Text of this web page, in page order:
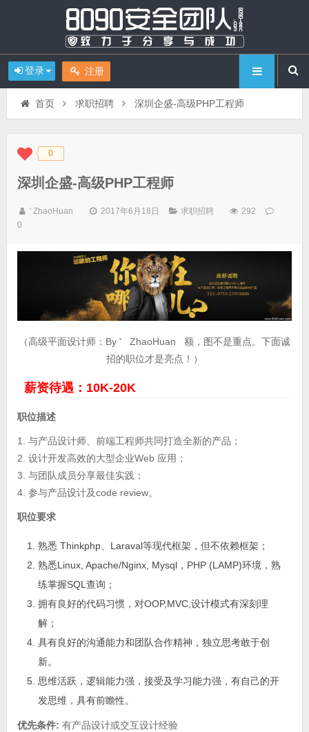
登录 注册
首页 求职招聘 深圳企盛-高级PHP工程师
◆◆ 0
深圳企盛-高级PHP工程师
' ZhaoHuan 2017年6月18日 求职招聘
292
0
（高级平面设计师：By ' ZhaoHuan 额，图不是重点。下面诚
招的职位才是亮点！）
薪资待遇：10K-20K
职位描述
1. 与产品设计师、前端工程师共同打造全新的产品；
2. 设计开发高效的大型企业Web 应用；
3. 与团队成员分享最佳实践；
4. 参与产品设计及code review。
职位要求
熟悉 Thinkphp、Laraval等现代框架，但不依赖框架；
熟悉Linux, Apache/Nginx, Mysql，PHP (LAMP)环境，熟
练掌握SQL查询；
拥有良好的代码习惯，对OOP,MVC,设计模式有深刻理
解；
具有良好的沟通能力和团队合作精神，独立思考敢于创
新。
思维活跃，逻辑能力强，接受及学习能力强，有自己的开
发思维，具有前瞻性。
优先条件: 有产品设计或交互设计经验